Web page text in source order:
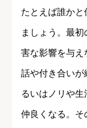
たとえば誰か
ましょう。最
害な影響を与え
話や付き合いが
るいはノリや
仲良くなる。そ